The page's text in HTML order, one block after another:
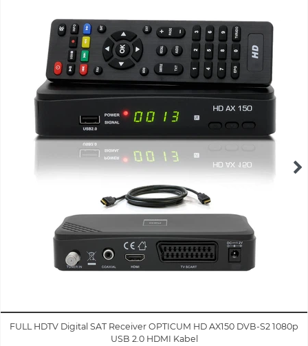
FULL HDTV Digital SAT Receiver OPTICUM HD AX150 DVB-S2 1080p
USB 2.0 HDMI Kabel